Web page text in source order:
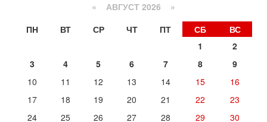
по вопросам безопасности, офицер запаса
Международного управления полиции Израиля, автор
31-07-2026, 09:02
Битва за разоружение ХАМАСа - НОВОСТИ
Сегодня президент США Дональд Трамп заявил о
достижении исторического соглашения о полном
Сегодня, 10:58
Кто и как может сорвать выборы в Израиле?
« АВГУСТ 2026 »
ПН
ВТ СР ЧТ ПТ СБ
ВС
1
2
3
4 5 6 7 8
9
10
11 12 13 14 15
16
17
18 19 20 21 22
23
24
25 26 27 28 29
30